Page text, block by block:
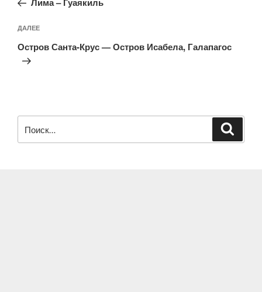
записям
Лима – Гуаякиль
Следующая
запись
ДАЛЕЕ
Остров Санта-Крус — Остров Исабела, Галапагос